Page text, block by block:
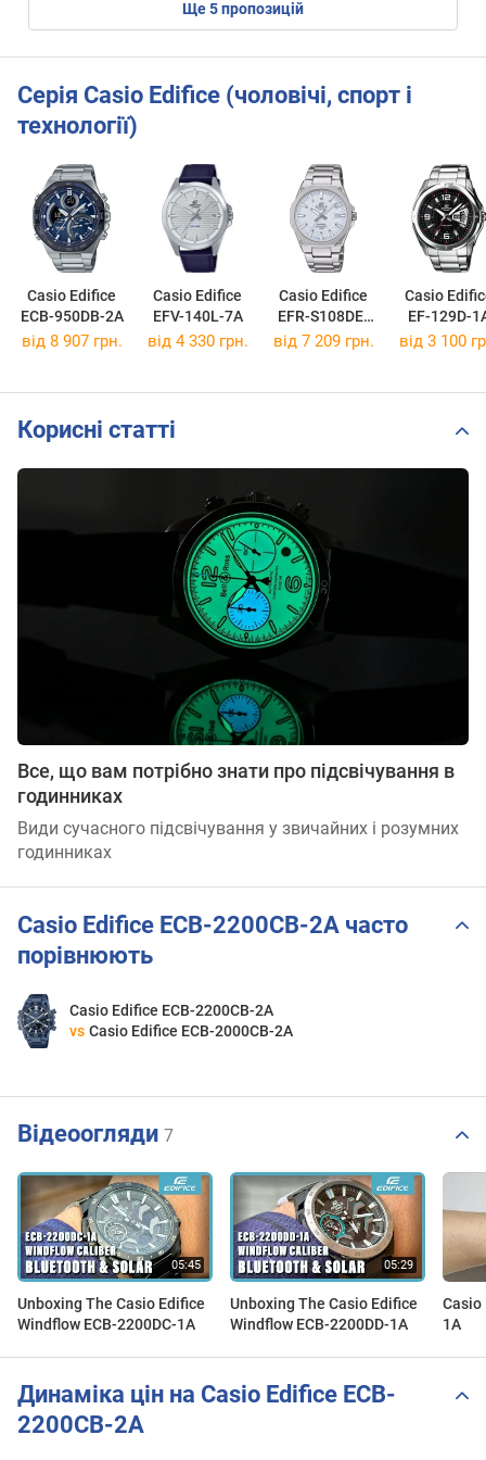
ще5пропозицій
Серія Casio Edifice (чоловічі, спорт і
технології)
Casio Edifice
ECB-950DB-2A
Casio Edifice
EFV-140L-7A
Casio Edifice
EFR-S108DE-
2A
Casio
EF-129D-
від 8 907 грн. від 4 330 грн. від 7 209 грн. від 3 100
Корисні статті
Все, що вам потрібно знати про підсвічування в
годинниках
Види сучасного підсвічування у звичайних і розумних
годинниках
Casio Edifice ECB-2200CB-2A часто
порівнюють
Casio Edifice ECB-2200CB-2A
vs Casio Edifice ECB-2000CB-2A
Відеоогляди 7
Unboxing The Casio Edifice
Windflow ECB-2200DC-1A
Unboxing The Casio Edifice
Windflow ECB-2200DD-1A
Casio
1A
Динаміка цін на Casio Edifice ECB-
2200CB-2A